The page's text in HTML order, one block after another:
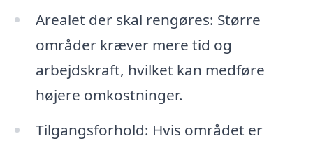
Arealet der skal rengøres: Større
områder kræver mere tid og
arbejdskraft, hvilket kan medføre
højere omkostninger.
Tilgangsforhold: Hvis området er